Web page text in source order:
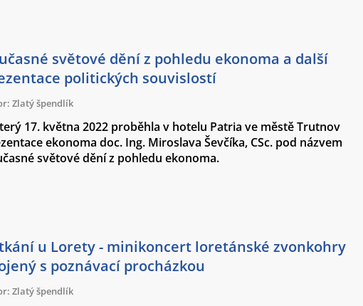
světové dění z pohledu ekonoma a další
politických souvislostí
Zlatý špendlík
17. května 2022 proběhla v hotelu Patria ve městě Trutnov
ekonoma doc. Ing. Miroslava Ševčíka, CSc. pod názvem
světové dění z pohledu ekonoma.
u Lorety - minikoncert loretánské zvonkohry
s poznávací procházkou
Zlatý špendlík